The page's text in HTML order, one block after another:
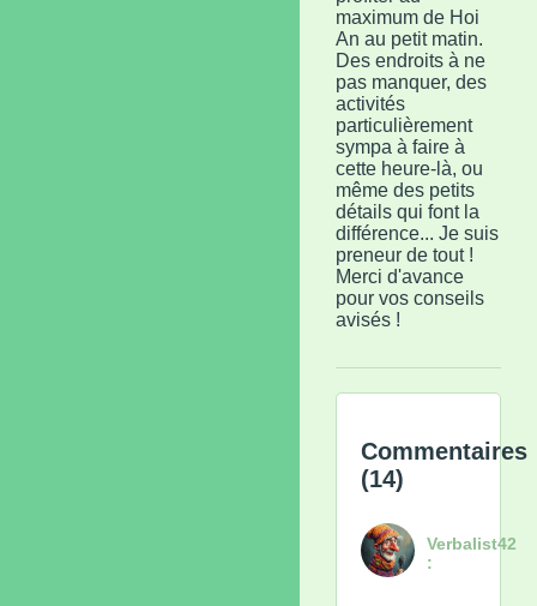
maximum de Hoi
An au petit matin.
Des endroits à ne
pas manquer, des
activités
particulièrement
sympa à faire à
cette heure-là, ou
même des petits
détails qui font la
différence... Je suis
preneur de tout !
Merci d'avance
pour vos conseils
avisés !
Commentaires
(14)
Verbalist42
: